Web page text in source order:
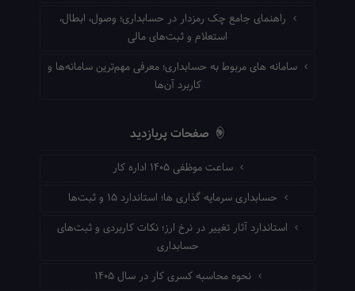
راهنمای جامع چک رمزدار در حسابداری؛ وصول، ابطال،
استعلام و ثبت‌های مالی
سامانه های مربوط به حسابداری؛ معرفی مهم‌ترین سامانه‌ها و
کاربرد آن‌ها
صفحات پربازدید
ساعت موظفی ۱۴۰۵ اداره کار
حسابداری سرمایه گذاری ها؛ استاندارد ۱۵ و ثبت‌ها
استاندارد آثار تغییر در نرخ ارز؛ نکات کاربردی و ثبت‌های
حسابداری
نحوه محاسبه کسری کار در سال ۱۴۰۵